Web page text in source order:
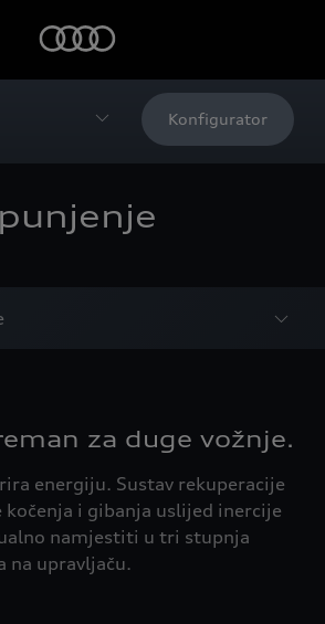
Konfigurator
za duge vožnje.
energiju. Sustav rekuperacije
i gibanja uslijed inercije
namjestiti u tri stupnja
na upravljaču.